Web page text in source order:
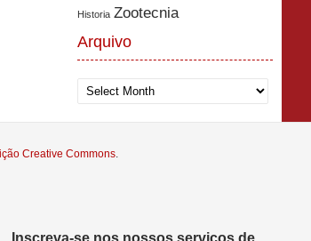
Historia Zootecnia
Arquivo
Arquivo
Creative Commons.
Inscreva-se nos nossos serviços de